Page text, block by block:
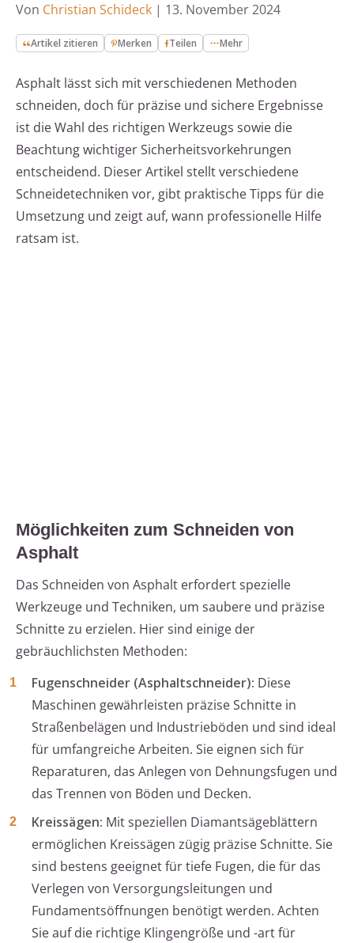
Von Christian Schideck | 13. November 2024
Artikel zitieren Merken Teilen Mehr
Asphalt lässt sich mit verschiedenen Methoden
schneiden, doch für präzise und sichere Ergebnisse
ist die Wahl des richtigen Werkzeugs sowie die
Beachtung wichtiger Sicherheitsvorkehrungen
entscheidend. Dieser Artikel stellt verschiedene
Schneidetechniken vor, gibt praktische Tipps für die
Umsetzung und zeigt auf, wann professionelle Hilfe
ratsam ist.
Möglichkeiten zum Schneiden von
Asphalt
Das Schneiden von Asphalt erfordert spezielle
Werkzeuge und Techniken, um saubere und präzise
Schnitte zu erzielen. Hier sind einige der
gebräuchlichsten Methoden:
Fugenschneider (Asphaltschneider): Diese
Maschinen gewährleisten präzise Schnitte in
Straßenbelägen und Industrieböden und sind ideal
für umfangreiche Arbeiten. Sie eignen sich für
Reparaturen, das Anlegen von Dehnungsfugen und
das Trennen von Böden und Decken.
Kreissägen: Mit speziellen Diamantsägeblättern
ermöglichen Kreissägen zügig präzise Schnitte. Sie
sind bestens geeignet für tiefe Fugen, die für das
Verlegen von Versorgungsleitungen und
Fundamentsöffnungen benötigt werden. Achten
Sie auf die richtige Klingengröße und -art für